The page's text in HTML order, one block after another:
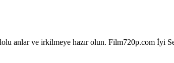
anlar ve irkilmeye hazır olun. Film720p.com İyi